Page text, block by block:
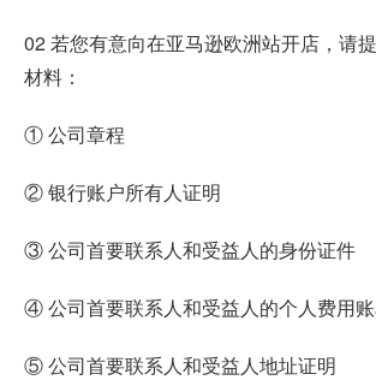
02 若您有意向在亚马逊欧洲站开店，请
材料：
① 公司章程
② 银行账户所有人证明
③ 公司首要联系人和受益人的身份证件
④ 公司首要联系人和受益人的个人费用
⑤ 公司首要联系人和受益人地址证明